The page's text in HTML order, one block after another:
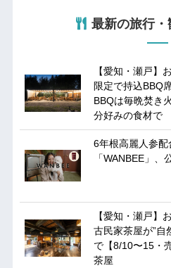
最新の旅行・
【愛知・瀬戸】
限定で持込BBQ
BBQは毎晩焚き
分好みの食材で
6年根高麗人参配
「WANBEE」
【愛知・瀬戸】
古民家茶屋が”自
で【8/10〜15・
茶屋